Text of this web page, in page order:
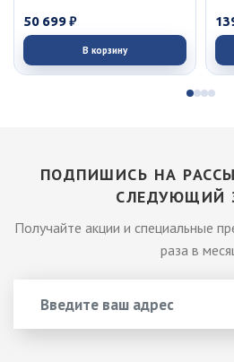
50 699 ₽
В корзину
ПОДПИШИСЬ НА
СЛЕДУЮЩИЙ
Получайте акции и специальные
раза в